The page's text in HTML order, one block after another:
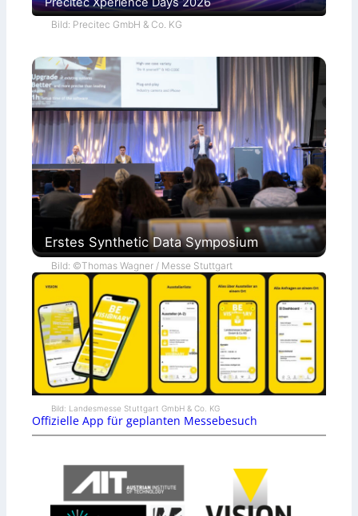
Bild: Precitec GmbH & Co. KG
Erstes Synthetic Data Symposium
Bild: ©Thomas Wagner / Messe Stuttgart
Bild: Landesmesse Stuttgart GmbH & Co. KG
Offizielle App für geplanten Messebesuch